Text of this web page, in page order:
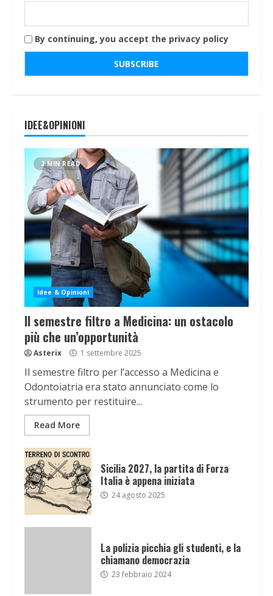
By continuing, you accept the privacy policy
IDEE&OPINIONI
2 MIN READ
Idee & Opinioni
Il semestre filtro a Medicina: un ostacolo
più che un’opportunità
Asterix 1 settembre 2025
Il semestre filtro per l’accesso a Medicina e
Odontoiatria era stato annunciato come lo
strumento per restituire...
Read More
Sicilia 2027, la partita di Forza
Italia è appena iniziata
24 agosto 2025
La polizia picchia gli studenti, e la
chiamano democrazia
23 febbraio 2024